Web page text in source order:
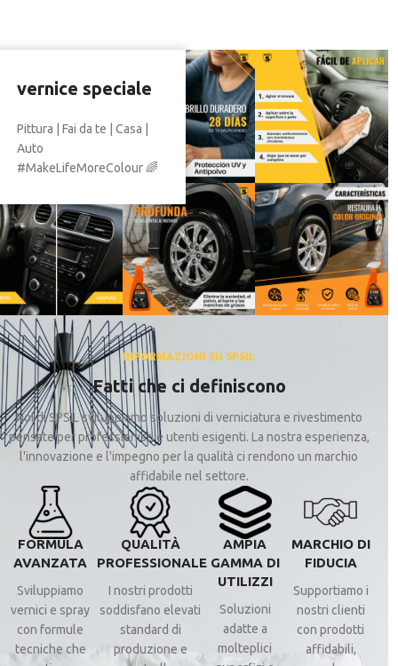
vernice speciale
Pittura | Fai da te | Casa |
Auto
#MakeLifeMoreColour 🌈
INFORMAZIONI SU SPSIL
Fatti che ci definiscono
Noi di SPSIL sviluppiamo soluzioni di verniciatura e rivestimento
pensate per professionisti e utenti esigenti. La nostra esperienza,
l'innovazione e l'impegno per la qualità ci rendono un marchio
affidabile nel settore.
FORMULA
AVANZATA
Sviluppiamo
vernici e spray
con formule
tecniche che
QUALITÀ
PROFESSIONALE
I nostri prodotti
soddisfano elevati
standard di
produzione e
AMPIA
GAMMA DI
UTILIZZI
Soluzioni
adatte a
molteplici
MARCHIO DI
FIDUCIA
Supportiamo i
nostri clienti
con prodotti
affidabili,